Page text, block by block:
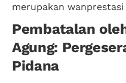
merupakan
Pembatalan
Agung:
Pidana